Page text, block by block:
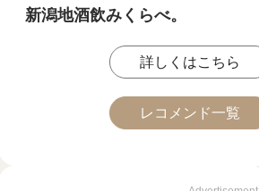
新潟地酒飲みくらべ。
詳しくはこちら
レコメンド一覧